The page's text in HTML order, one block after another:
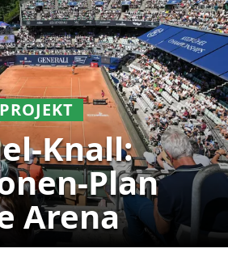
Knall:
Plan
Arena